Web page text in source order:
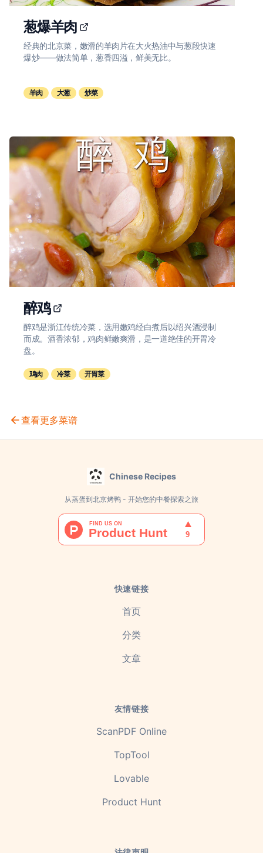
葱爆羊肉
经典的北京菜，嫩滑的羊肉片在大火热油中与葱段快速
爆炒——做法简单，葱香四溢，鲜美无比。
羊肉 大葱 炒菜
醉鸡
醉鸡是浙江传统冷菜，选用嫩鸡经白煮后以绍兴酒浸制
而成。酒香浓郁，鸡肉鲜嫩爽滑，是一道绝佳的开胃冷
盘。
鸡肉 冷菜 开胃菜
查看更多菜谱
Chinese Recipes
从蒸蛋到北京烤鸭 - 开始您的中餐探索之旅
快速链接
首页
分类
文章
友情链接
ScanPDF Online
TopTool
Lovable
Product Hunt